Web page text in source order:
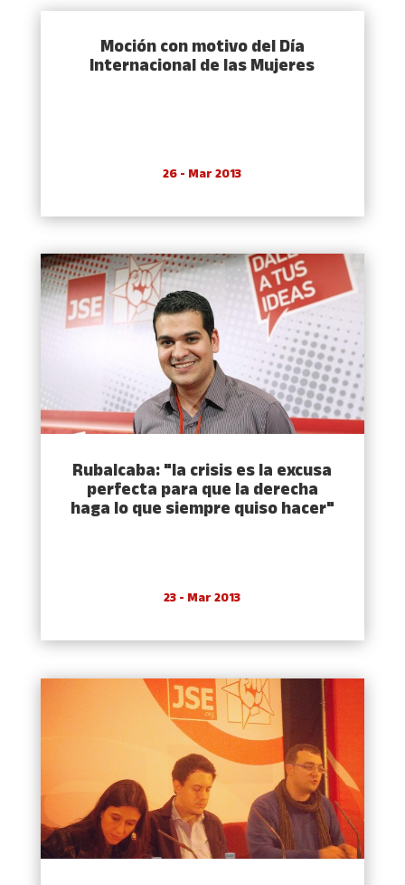
Moción con motivo del Dí­a
Internacional de las Mujeres
26 - Mar 2013
Rubalcaba: "la crisis es la excusa
perfecta para que la derecha
haga lo que siempre quiso hacer"
23 - Mar 2013